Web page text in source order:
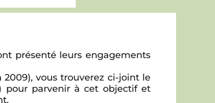
présenté leurs engagements
vous trouverez ci-joint le
pour parvenir à cet objectif et